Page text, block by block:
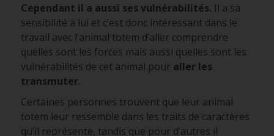
Cependant il a aussi ses vulnérabilités. Il a sa
sensibilité à lui et c’est donc intéressant dans le
travail avec l’animal totem d’aller comprendre
quelles sont les forces mais aussi quelles sont les
vulnérabilités de cet animal pour aller les
transmuter.
Certaines personnes trouvent que leur animal
totem leur ressemble dans les traits de caractères
qu’il représente, tandis que pour d’autres il